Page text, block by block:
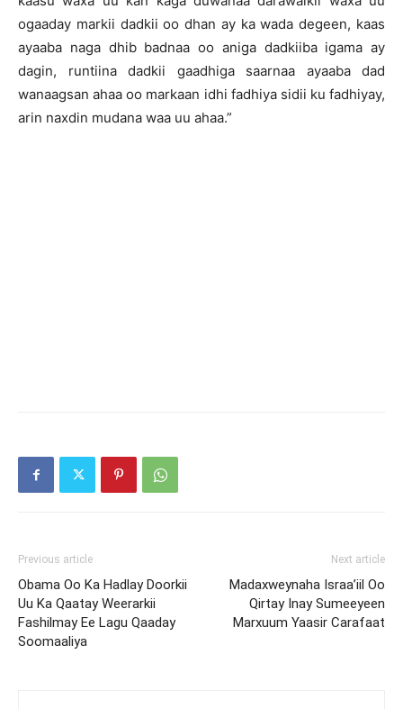
ogaaday markii dadkii oo dhan ay ka wada degeen, kaas
ayaaba naga dhib badnaa oo aniga dadkiiba igama ay
dagin, runtiina dadkii gaadhiga saarnaa ayaaba dad
wanaagsan ahaa oo markaan idhi fadhiya sidii ku fadhiyay,
arin naxdin mudana waa uu ahaa.”
Previous article
Obama Oo Ka Hadlay Doorkii
Uu Ka Qaatay Weerarkii
Fashilmay Ee Lagu Qaaday
Soomaaliya
Next article
Madaxweynaha Israa’iil Oo
Qirtay Inay Sumeeyeen
Marxuum Yaasir Carafaat